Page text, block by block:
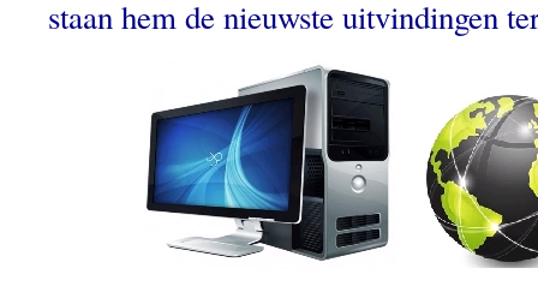
staan hem de nieuwste uitvindingen